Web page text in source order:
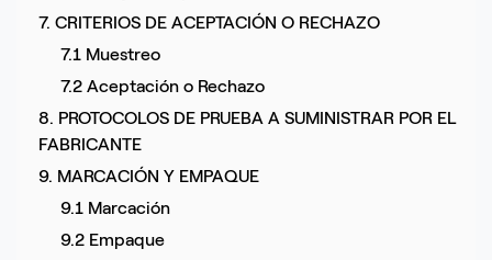
7. CRITERIOS DE ACEPTACIÓN O RECHAZO
7.1 Muestreo
7.2 Aceptación o Rechazo
8. PROTOCOLOS DE PRUEBA A SUMINISTRAR POR EL
FABRICANTE
9. MARCACIÓN Y EMPAQUE
9.1 Marcación
9.2 Empaque